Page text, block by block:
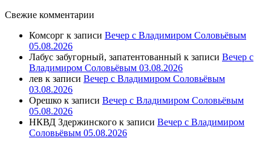
Свежие комментарии
Комсорг к записи Вечер с Владимиром Соловьёвым
05.08.2026
Лабус забугорный, запатентованный к записи Вечер с
Владимиром Соловьёвым 03.08.2026
лев к записи Вечер с Владимиром Соловьёвым
03.08.2026
Орешко к записи Вечер с Владимиром Соловьёвым
05.08.2026
НКВД Здержинского к записи Вечер с Владимиром
Соловьёвым 05.08.2026